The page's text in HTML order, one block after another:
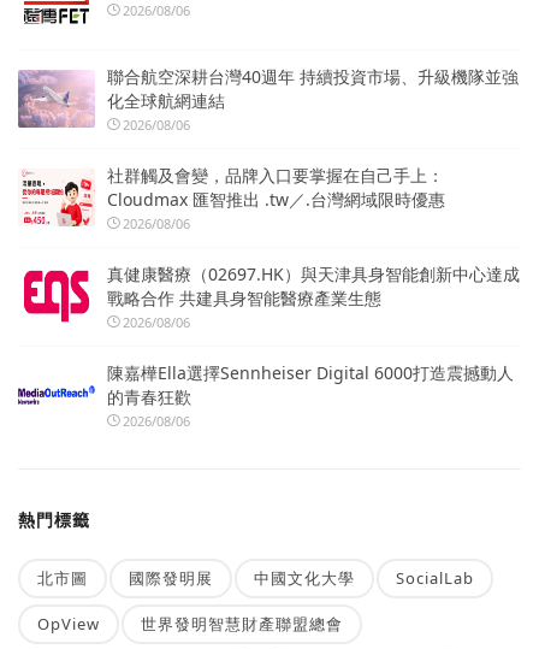
2026/08/06
聯合航空深耕台灣40週年 持續投資市場、升級機隊並強
化全球航網連結
2026/08/06
社群觸及會變，品牌入口要掌握在自己手上：
Cloudmax 匯智推出 .tw／.台灣網域限時優惠
2026/08/06
真健康醫療（02697.HK）與天津具身智能創新中心達成
戰略合作 共建具身智能醫療產業生態
2026/08/06
陳嘉樺Ella選擇Sennheiser Digital 6000打造震撼動人
的青春狂歡
2026/08/06
熱門標籤
北市圖 國際發明展 中國文化大學 SocialLab
OpView 世界發明智慧財產聯盟總會